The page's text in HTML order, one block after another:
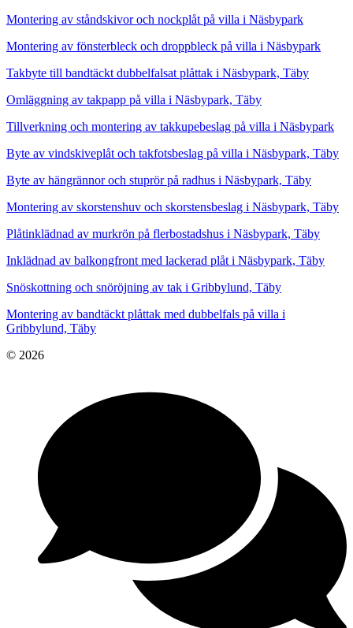
Montering av ståndskivor och nockplåt på villa i Näsbypark
Montering av fönsterbleck och droppbleck på villa i Näsbypark
Takbyte till bandtäckt dubbelfalsat plåttak i Näsbypark, Täby
Omläggning av takpapp på villa i Näsbypark, Täby
Tillverkning och montering av takkupebeslag på villa i Näsbypark
Byte av vindskiveplåt och takfotsbeslag på villa i Näsbypark, Täby
Byte av hängrännor och stuprör på radhus i Näsbypark, Täby
Montering av skorstenshuv och skorstensbeslag i Näsbypark, Täby
Plåtinklädnad av murkrön på flerbostadshus i Näsbypark, Täby
Inklädnad av balkongfront med lackerad plåt i Näsbypark, Täby
Snöskottning och snöröjning av tak i Gribbylund, Täby
Montering av bandtäckt plåttak med dubbelfals på villa i
Gribbylund, Täby
© 2026